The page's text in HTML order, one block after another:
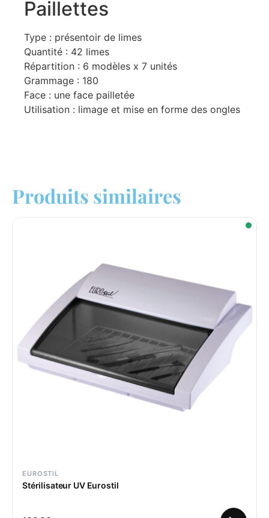
Paillettes
Type : présentoir de limes
Quantité : 42 limes
Répartition : 6 modèles x 7 unités
Grammage : 180
Face : une face pailletée
Utilisation : limage et mise en forme des ongles
Produits similaires
EUROSTIL
Stérilisateur UV Eurostil